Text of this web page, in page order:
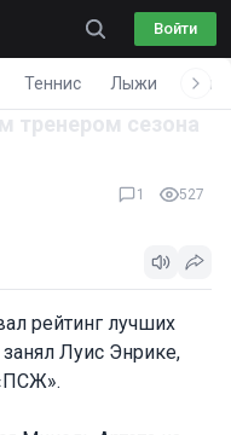
Войти
Теннис Лыжи
тренером сезона
1 527
рейтинг лучших
Луис Энрике,